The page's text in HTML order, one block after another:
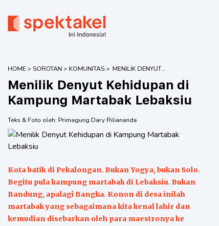
HOME> SOROTAN > KOMUNITAS> MENILIK DENYUT
KEHIDUPAN DI
KAMPUNG
MARTABAK
LEBAKSIU
Menilik Denyut Kehidupan di
Kampung Martabak Lebaksiu
Teks & Foto oleh: Primagung Dary Riliananda
Kota batik di Pekalongan. Bukan Yogya, bukan Solo.
Begitu pula kampung martabak di Lebaksiu. Bukan
Bandung, apalagi Bangka. Konon di desa inilah
martabak yang sebagaimana kita kenal lahir dan
kemudian disebarkan oleh para maestronya ke